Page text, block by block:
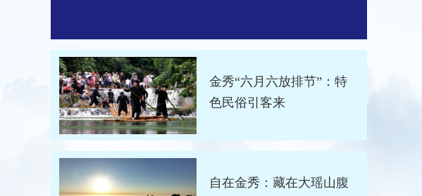
金秀“六月六放排节”：特
色民俗引客来
自在金秀：藏在大瑶山腹